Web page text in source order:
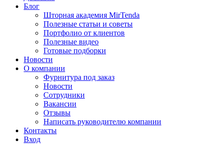
Блог
Шторная академия MirTenda
Полезные статьи и советы
Портфолио от клиентов
Полезные видео
Готовые подборки
Новости
О компании
Фурнитура под заказ
Новости
Сотрудники
Вакансии
Отзывы
Написать руководителю компании
Контакты
Вход